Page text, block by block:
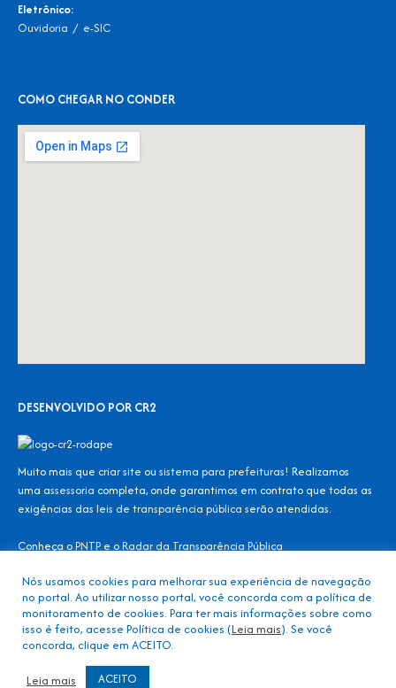
Eletrônico:
Ouvidoria / e-SIC
COMO CHEGAR NO CONDER
DESENVOLVIDO POR CR2
Muito mais que criar site ou sistema para prefeituras! Realizamos
uma assessoria completa, onde garantimos em contrato que todas as
exigências das leis de transparência pública serão atendidas.
Conheça oPNTPe oRadar da Transparência Pública
Todos os direitos reservados ao Consórcio Intermunicipal – CONDER
Mapa do Site Acessar Área Administrativa
Nós usamos cookies para melhorar sua experiência de navegação
no portal. Ao utilizar nosso portal, você concorda com a política de
monitoramento de cookies. Para ter mais informações sobre como
isso é feito, acesse Política de cookies (Leia mais). Se você
concorda, clique em ACEITO.
Leia mais
ACEITO